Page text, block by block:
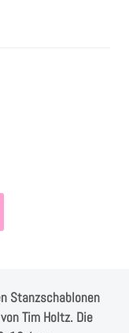
Stanzschablonen
Tim Holtz. Die